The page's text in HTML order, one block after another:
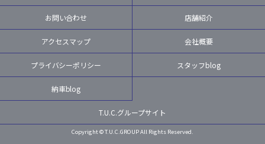
お問い合わせ 店舗紹介
アクセスマップ 会社概要
プライバシーポリシー スタッフblog
納車blog
T.U.C.グループサイト
Copyright © T.U.C.GROUP All Rights Reserved.